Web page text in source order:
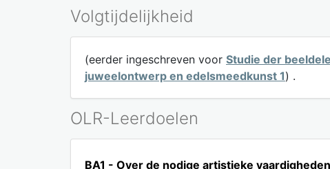
Volgtijdelijkheid
(eerder ingeschreven voor Studie der
juweelontwerp en edelsmeedkunst 1) .
OLR-Leerdoelen
BA1 - Over de nodige artistieke